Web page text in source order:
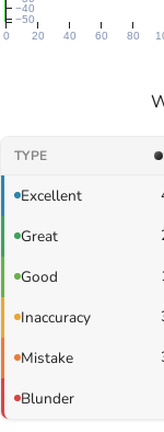
0 20 40 60 80
−50
−40
TYPE
Excellent
Great
Good
Inaccuracy
Mistake
Blunder